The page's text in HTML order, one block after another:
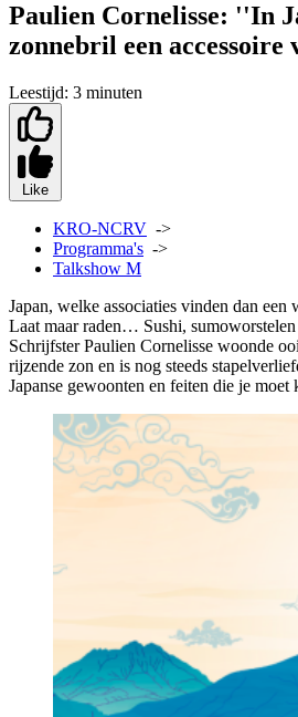
Paulien Cornelisse: ''In
zonnebril een
Leestijd: 3 minuten
Like
KRO-NCRV ->
Programma's ->
Talkshow M
Japan, welke associaties vinden dan een
Laat maar raden… Sushi,
Schrijfster Paulien Cornelisse woonde
rijzende zon en is nog steeds
Japanse gewoonten en feiten die je moet